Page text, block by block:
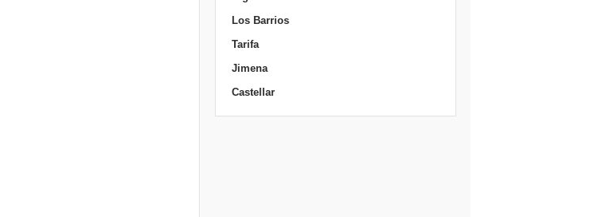
Los Barrios
Tarifa
Jimena
Castellar